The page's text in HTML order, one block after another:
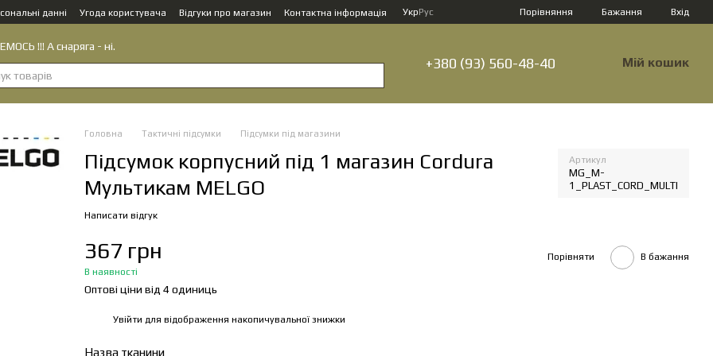
данні Угода користувача Відгуки про магазин Контактна інформація УкрРус Порівняння Бажання Вхід
!!! А снаряга - ні.
+380 (93) 560-48-40 Мій кошик
Головна Тактичні підсумки Підсумки під магазини
Підсумок корпусний під 1 магазин Cordura
Мультикам MELGO
Артикул
MG_M-
1_PLAST_CORD_MULTI
Написати відгук
367 грн
В наявності
Порівняти В бажання
Оптові ціни від 4 одиниць
Увійти для відображення накопичувальної знижки
Назва тканини